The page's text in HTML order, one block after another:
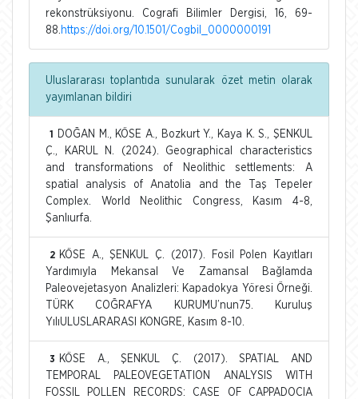
rekonstrüksiyonu. Cografi Bilimler Dergisi, 16, 69-
88. https://doi.org/10.1501/Cogbil_0000000191
Uluslararası toplantıda sunularak özet metin olarak
yayımlanan bildiri
1
DOĞAN M., KÖSE A., Bozkurt Y., Kaya K. S., ŞENKUL
Ç., KARUL N. (2024). Geographical characteristics
and transformations of Neolithic settlements: A
spatial analysis of Anatolia and the Taş Tepeler
Complex. World Neolithic Congress, Kasım 4-8,
Şanlıurfa.
2 KÖSE A., ŞENKUL Ç. (2017). Fosil Polen Kayıtları
Yardımıyla Mekansal Ve Zamansal Bağlamda
Paleovejetasyon Analizleri: Kapadokya Yöresi Örneği.
TÜRK COĞRAFYA KURUMU’nun75. Kuruluş
YılıULUSLARARASI KONGRE, Kasım 8-10.
3
KÖSE A., ŞENKUL Ç. (2017). SPATIAL AND
TEMPORAL PALEOVEGETATION ANALYSIS WITH
FOSSIL POLLEN RECORDS: CASE OF CAPPADOCIA